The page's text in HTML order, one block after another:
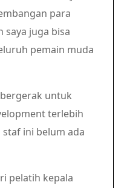
para
saya juga bisa
pemain muda
untuk
terlebih
ini belum ada
pelatih kepala